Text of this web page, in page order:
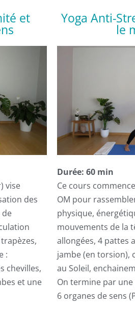
et
vise
des
de
:
chevilles,
et une
Yoga Anti-
le
Durée: 60 min
Ce cours
OM pour
physique,
mouvements de la
allongées, 4 pattes
jambe (en torsion),
au Soleil,
On termine par
6 organes de sens